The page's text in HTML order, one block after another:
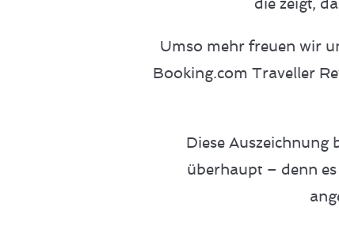
die zeigt,
Umso mehr freuen wir
Booking.com Traveller
Diese Auszeichnung
überhaupt – denn